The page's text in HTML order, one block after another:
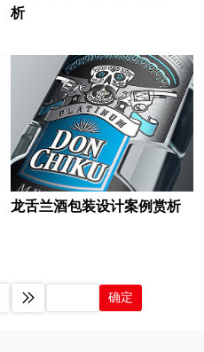
析
龙舌兰酒包装设计案例赏析
确定